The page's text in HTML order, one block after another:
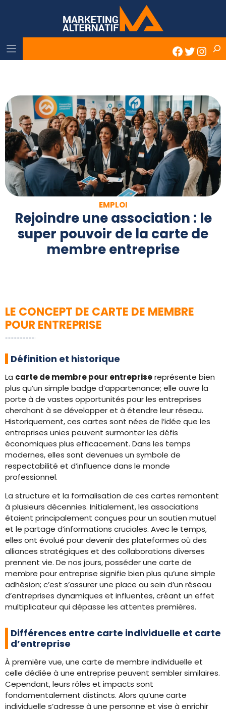
Twitter
EMPLOI
Rejoindre une association : le
super pouvoir de la carte de
membre entreprise
LE CONCEPT DE CARTE DE MEMBRE
POUR ENTREPRISE
Définition et historique
La carte de membre pour entreprisereprésente bien
plus qu’un simple badge d’appartenance; elle ouvre la
porte à de vastes opportunités pour les entreprises
cherchant à se développer et à étendre leur réseau.
Historiquement, ces cartes sont nées de l’idée que les
entreprises unies peuvent surmonter les défis
économiques plus efficacement. Dans les temps
modernes, elles sont devenues un symbole de
respectabilité et d’influence dans le monde
professionnel.
La structure et la formalisation de ces cartes remontent
à plusieurs décennies. Initialement, les associations
étaient principalement conçues pour un soutien mutuel
et le partage d’informations cruciales. Avec le temps,
elles ont évolué pour devenir des plateformes où des
alliances stratégiques et des collaborations diverses
prennent vie. De nos jours, posséder une carte de
membre pour entreprise signifie bien plus qu’une simple
adhésion; c’est s’assurer une place au sein d’un réseau
d’entreprises dynamiques et influentes, créant un effet
multiplicateur qui dépasse les attentes premières.
Différences entre carte individuelle et carte
d’entreprise
À première vue, une carte de membre individuelle et
celle dédiée à une entreprise peuvent sembler similaires.
Cependant, leurs rôles et impacts sont
fondamentalement distincts. Alors qu’une carte
individuelle s’adresse à une personne et vise à enrichir